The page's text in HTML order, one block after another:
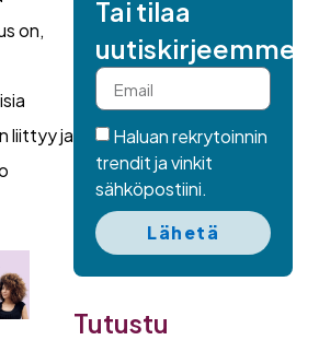
on,
liittyy ja
Tai tilaa
uutiskirjeemme.
Haluan rekrytoinnin
trendit ja vinkit
sähköpostiini.
Lähetä
Tutustu